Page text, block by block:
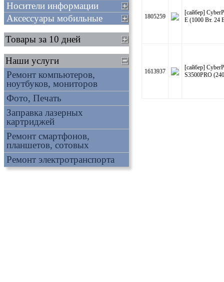
1805259
[сайбер]
E (1000 Вт. 24
1613937
[сайбер]
S3500PRO
Носители информации
Аксессуары мобильные
Товары за 10 дней
Наши услуги
Ремонт компьютеров,
ноутбуков, мониторов
Фото, Печать
Заправка лазерных
картриджей
Ремонт смартфонов,
планшетов, сотовых
Ремонт электротранспорта